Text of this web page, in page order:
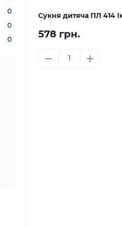
0
0
0
Сукня дитяча ПЛ 414
578 грн.